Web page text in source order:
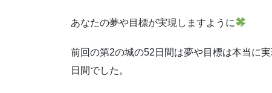
あなたの夢や目標が実現しますように
前回の第2の城の52日間は 夢や目標は本当に
日間でした。